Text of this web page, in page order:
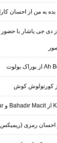
به من از احسان
آهنگ ریمیکس زلزله 5 از دی جی